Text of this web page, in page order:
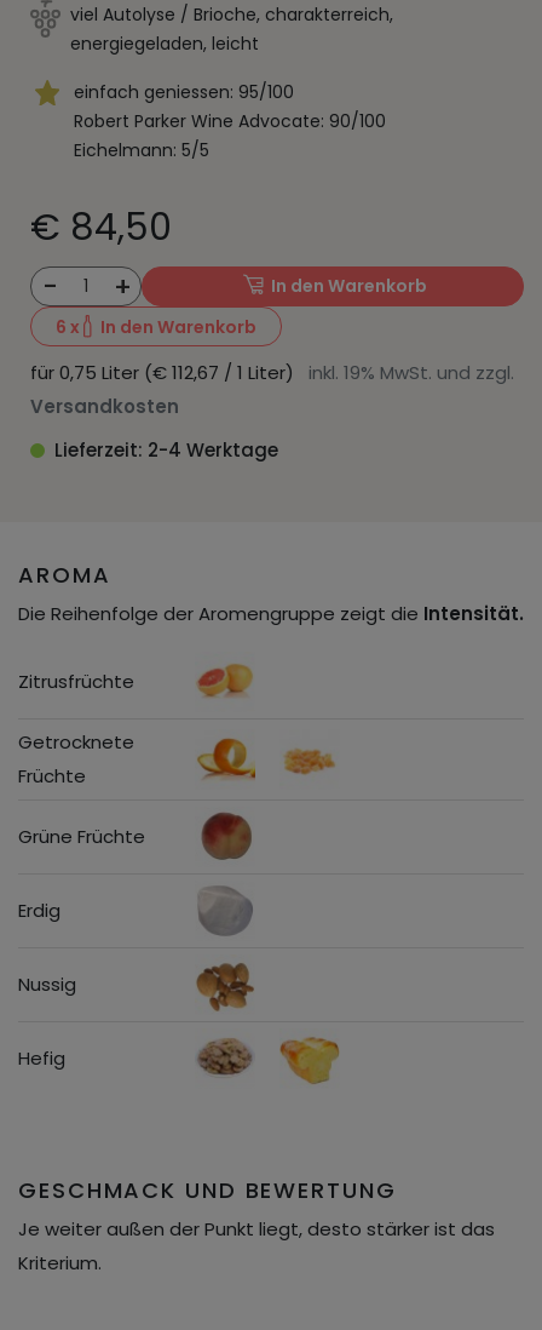
viel Autolyse / Brioche, charakterreich,
energiegeladen, leicht
einfach geniessen: 95/100
Robert Parker Wine Advocate: 90/100
Eichelmann: 5/5
€ 84,50
- 1 +
In den Warenkorb
6 x In den Warenkorb
für 0,75 Liter (€ 112,67 / 1 Liter) inkl. 19% MwSt. und zzgl.
Versandkosten
Lieferzeit: 2-4 Werktage
AROMA
Die Reihenfolge der Aromengruppe zeigt die Intensität.
Zitrusfrüchte
Getrocknete
Früchte
Grüne Früchte
Erdig
Nussig
Hefig
GESCHMACK UND BEWERTUNG
Je weiter außen der Punkt liegt, desto stärker ist das
Kriterium.